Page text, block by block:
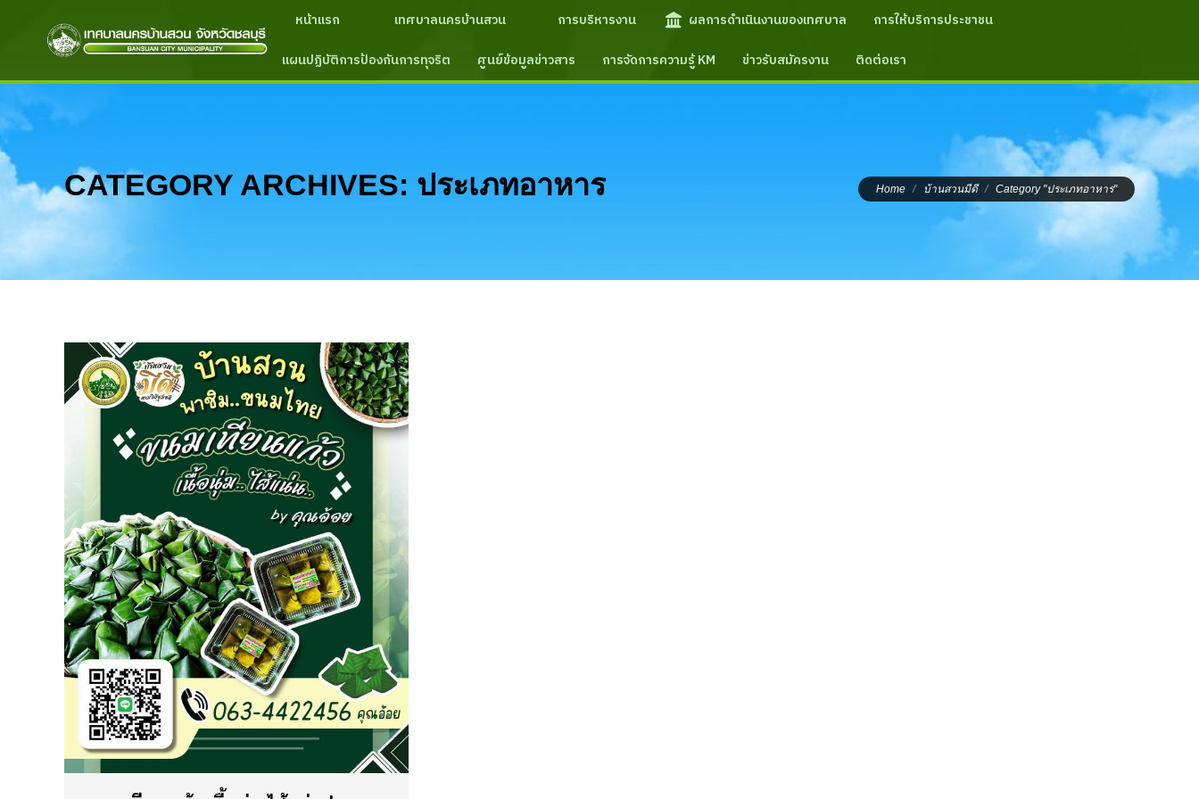
หน้าแรก เทศบาลนครบ้านสวน การบริหารงาน ผลการดำเนินงานของเทศบาล
การให้บริการประชาชน
แผนปฏิบัติการป้องกันการทุจริต
ศูนย์ข้อมูลข่าวสาร การจัดการความรู้ KM ข่าวรับสมัครงาน ติดต่อเรา
CATEGORY ARCHIVES: ประเภทอาหาร You are here:
Home บ้านสวนมีดี Category "ประเภทอาหาร"